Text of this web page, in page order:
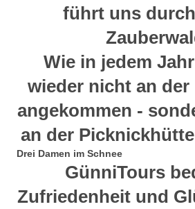
führt uns
Wie in jedem
wieder nicht an
angekommen -
an der
Drei Damen im Schnee
GünniTours
Zufriedenheit und